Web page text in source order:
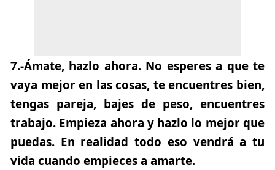
7.-Ámate, hazlo ahora.No esperes a que te
vaya mejor en las cosas, te encuentres bien,
tengas pareja, bajes de peso, encuentres
trabajo. Empieza ahora y hazlo lo mejor que
puedas. En realidad todo eso vendrá a tu
vida cuando empieces a amarte.